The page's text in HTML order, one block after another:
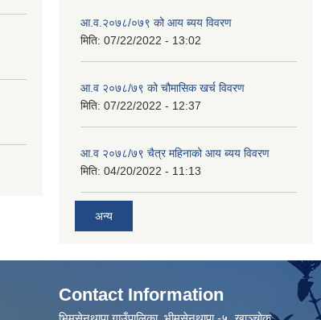
आ.व.२०७८/०७९ को आय ब्यय विवरण
मिति: 07/22/2022 - 13:02
आ.व २०७८/७९ को चौमासिक खर्च विवरण
मिति: 07/22/2022 - 12:37
आ.व २०७८/७९ चैत्र महिनाको आय ब्यय विवरण
मिति: 04/20/2022 - 11:13
अन्य
Contact Information